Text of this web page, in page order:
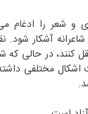
و شعر را ادغام
آشکار شود.
کنند، در حالی که
اشکال مختلفی